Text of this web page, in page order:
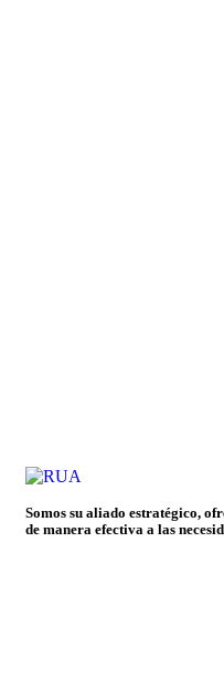
Somos su aliado estratégico,
de manera efectiva a las